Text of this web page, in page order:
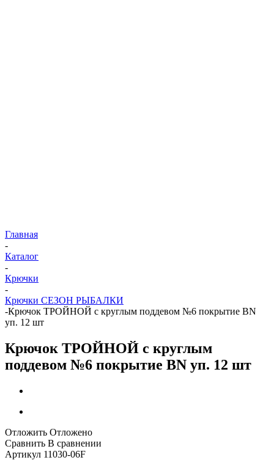
Главная
-
Каталог
-
Крючки
-
Крючки СЕЗОН РЫБАЛКИ
-Крючок ТРОЙНОЙ с круглым поддевом №6 покрытие BN
уп. 12 шт
Крючок ТРОЙНОЙ с круглым
поддевом №6 покрытие BN уп. 12 шт
Отложить Отложено
Сравнить В сравнении
Артикул 11030-06F